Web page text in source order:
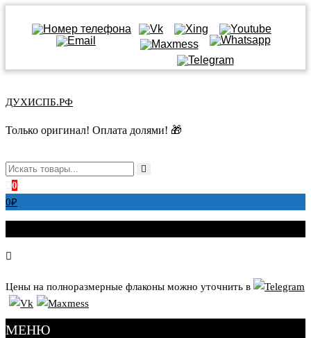
содержимому
ДУХИСПБ.РФ
Только оригинал! Оплата долями! 🎁
0
0₽
Цены на полноразмерные флаконы можно уточнить в
МЕНЮ